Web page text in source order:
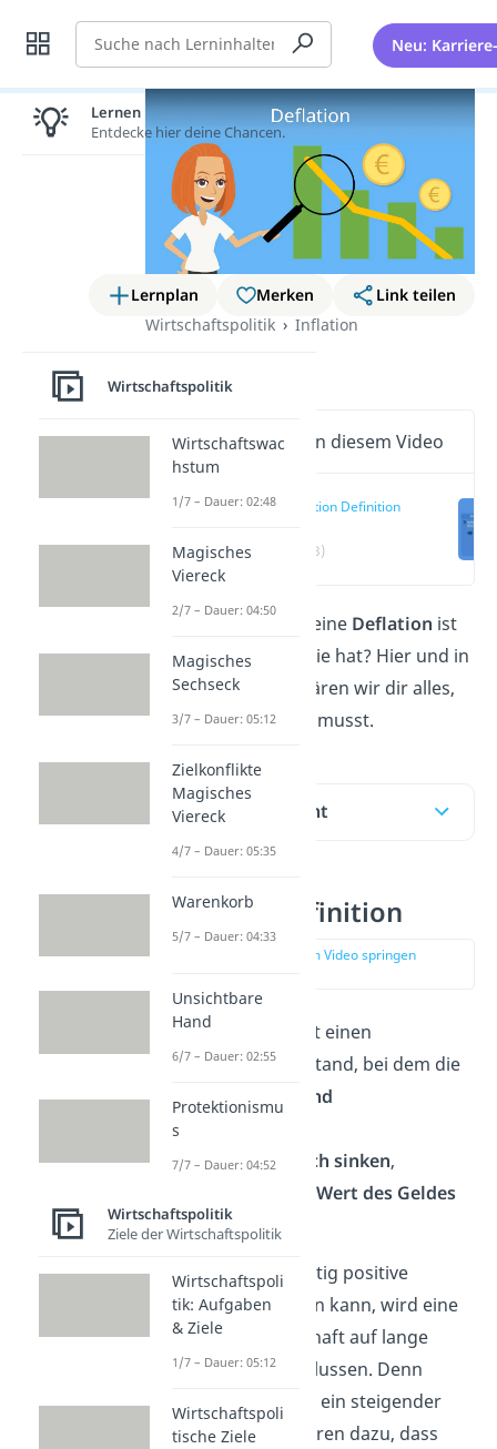
Suche Neu:
Lernplan Merken
Link teilen
Wirtschaftspolitik
Inflation
Wichtige Inhalte in diesem Video
Deflation Definition
(00:13)
Du fragst dich, was eine Deflation ist
und welche Folgen sie hat? Hier und in
unseremVideo
erklären wir dir alles,
was du dazu wissen musst.
Inhaltsübersicht
Deflation Definition
zur Stelle im Video springen
Deflation
beschreibt einen
wirtschaftlichen Zustand, bei dem die
Preise von Waren und
Dienstleistungen
gesamtwirtschaftlich sinken,
und gleichzeitig derWert des Geldes
steigt.
Obwohl das kurzfristig positive
Auswirkungen haben kann, wird eine
Deflation die Wirtschaft auf lange
Sichtnegativbeeinflussen. Denn
sinkende Preise und ein steigender
Wert des Geldes führen dazu, dass
Lernen lohnt sich!
Entdecke hier deine Chancen.
Wirtschaftspolitik
Wirtschaftswac
hstum
1/7 – Dauer: 02:48
Magisches
Viereck
2/7 – Dauer: 04:50
Magisches
Sechseck
3/7 – Dauer: 05:12
Zielkonflikte
Magisches
Viereck
4/7 – Dauer: 05:35
Warenkorb
5/7 – Dauer: 04:33
Unsichtbare
Hand
6/7 – Dauer: 02:55
Protektionismu
s
7/7 – Dauer: 04:52
Wirtschaftspolitik
Ziele der Wirtschaftspolitik
Wirtschaftspoli
tik: Aufgaben
& Ziele
1/7 – Dauer: 05:12
Wirtschaftspoli
tische Ziele